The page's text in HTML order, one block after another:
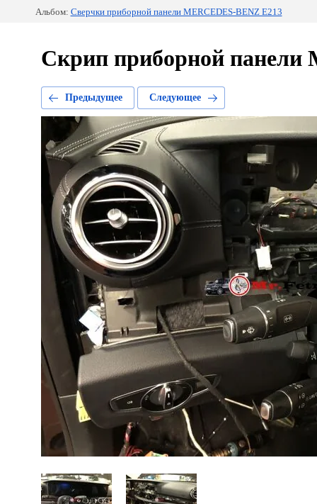
Альбом: Сверчки приборной панели MERCEDES-BENZ E213
Скрип приборной панели
Предыдущее Следующее